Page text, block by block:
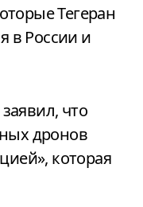
Тегеран
в России и
что
дронов
которая